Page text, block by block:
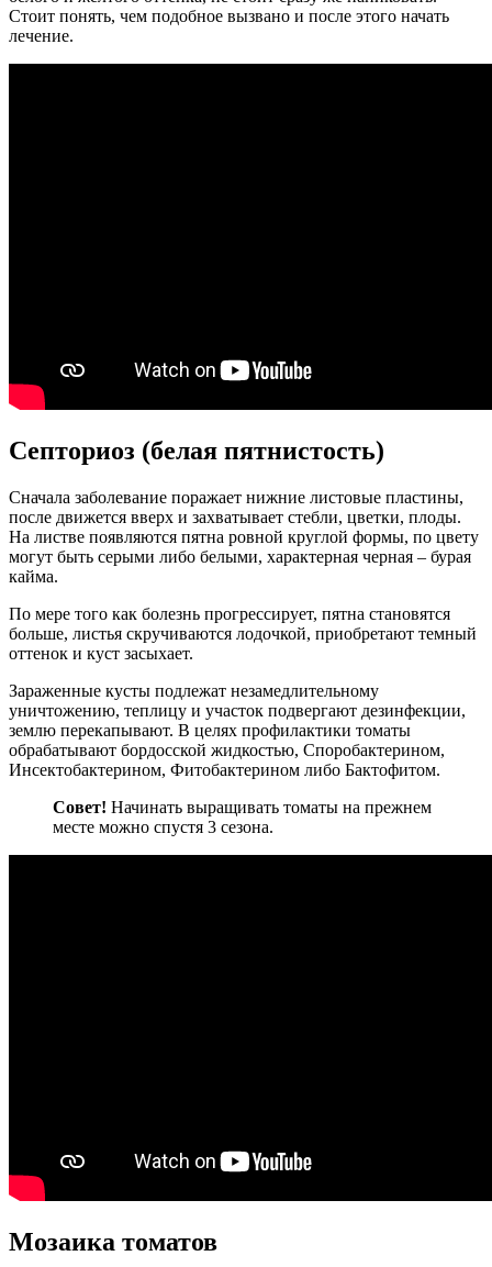
Стоит понять, чем подобное вызвано и после этого начать
лечение.
Септориоз (белая пятнистость)
Сначала заболевание поражает нижние листовые пластины,
после движется вверх и захватывает стебли, цветки, плоды.
На листве появляются пятна ровной круглой формы, по цвету
могут быть серыми либо белыми, характерная черная – бурая
кайма.
По мере того как болезнь прогрессирует, пятна становятся
больше, листья скручиваются лодочкой, приобретают темный
оттенок и куст засыхает.
Зараженные кусты подлежат незамедлительному
уничтожению, теплицу и участок подвергают дезинфекции,
землю перекапывают. В целях профилактики томаты
обрабатывают бордосской жидкостью, Споробактерином,
Инсектобактерином, Фитобактерином либо Бактофитом.
Совет! Начинать выращивать томаты на прежнем
месте можно спустя 3 сезона.
Мозаика томатов